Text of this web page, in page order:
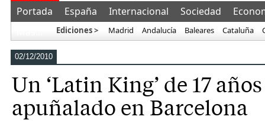
Portada España Internacional Sociedad
Ediciones > Madrid Andalucía Baleares Cataluña
02/12/2010
Un ‘Latin King’ de 17
apuñalado en Barcelona